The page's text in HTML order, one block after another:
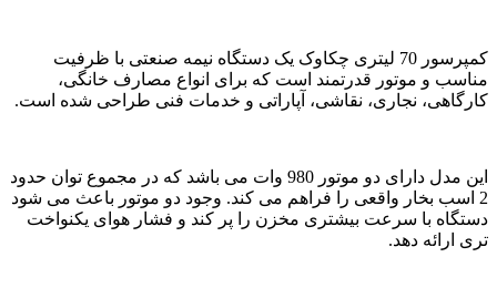
کمپرسور 70 لیتری چکاوک یک دستگاه نیمه صنعتی با ظرفیت
مناسب و موتور قدرتمند است که برای انواع مصارف خانگی،
کارگاهی، نجاری، نقاشی، آپاراتی و خدمات فنی طراحی شده است.
این مدل دارای دو موتور 980 وات می باشد که در مجموع توان حدود
2 اسب بخار واقعی را فراهم می کند. وجود دو موتور باعث می شود
دستگاه با سرعت بیشتری مخزن را پر کند و فشار هوای یکنواخت
تری ارائه دهد.